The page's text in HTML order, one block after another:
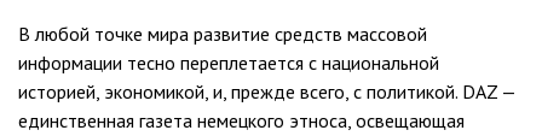
В любой точке мира развитие средств массовой
информации тесно переплетается с национальной
историей, экономикой, и, прежде всего, с политикой. DAZ —
единственная газета немецкого этноса, освещающая